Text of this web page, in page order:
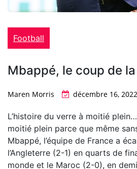
Football
Mbappé, le coup de
Maren Morris décembre 16, 2022
L’histoire du verre à moitié
moitié plein parce que même
Mbappé, l’équipe de France a
l’Angleterre (2-1) en quarts de
monde et le Maroc (2-0), en